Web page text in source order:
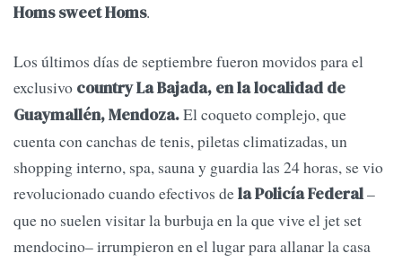
Homs sweet Homs.
Los últimos días de septiembre fueron movidos para el
exclusivo country La Bajada, en la localidad de
Guaymallén, Mendoza.El coqueto complejo, que
cuenta con canchas de tenis, piletas climatizadas, un
shopping interno, spa, sauna y guardia las 24 horas, se vio
revolucionado cuando efectivos dela Policía Federal–
que no suelen visitar la burbuja en la que vive el jet set
mendocino– irrumpieron en el lugar para allanar la casa